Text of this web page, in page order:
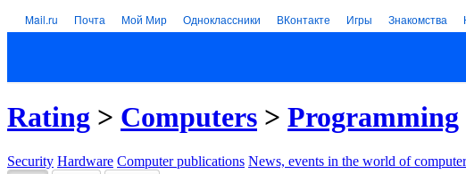
Mail.ru Почта Мой Мир Одноклассники ВКонтакте Игры Знакомства
Rating > Computers > Programming
Security Hardware Computer publications News, events in the world of